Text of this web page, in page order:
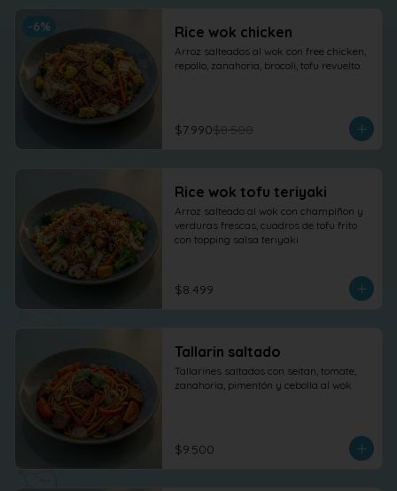
-6% Rice wok chicken
Arroz salteados al wok con free chicken,
repollo, zanahoria, brocoli, tofu revuelto
$7.990$8.500
Rice wok tofu teriyaki
Arroz salteado al wok con champiñon y
verduras frescas, cuadros de tofu frito
con topping salsa teriyaki
$8.499
Tallarin saltado
Tallarines saltados con seitan, tomate,
zanahoria, pimentón y cebolla al wok
$9.500